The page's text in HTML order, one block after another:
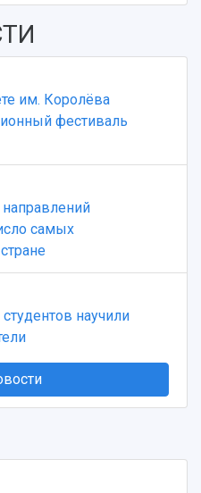
им. Королёва
фестиваль
самых
научили